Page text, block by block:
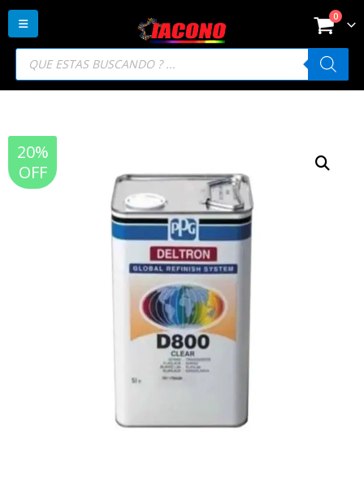
Búsqueda
productos
0
20%
OFF